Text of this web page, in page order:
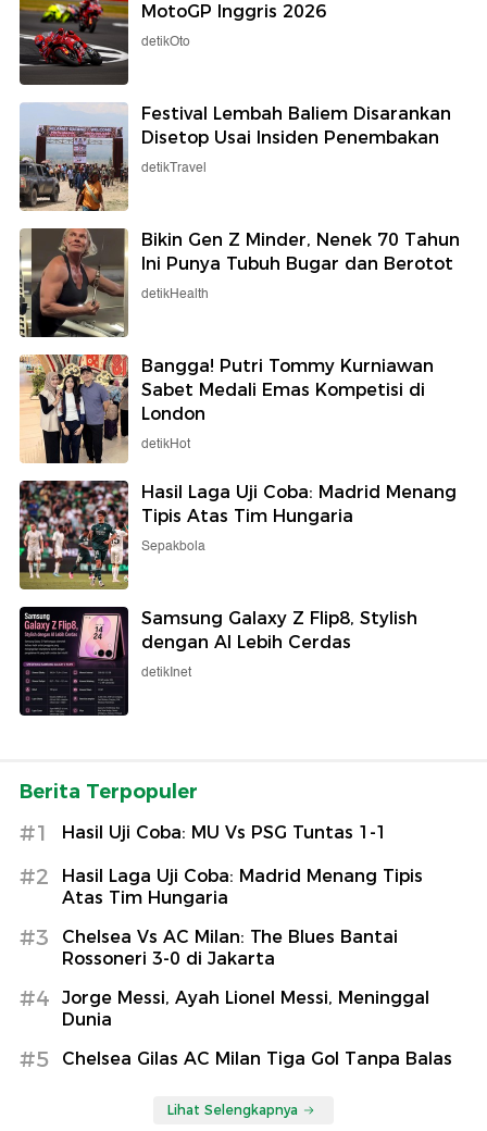
MotoGP Inggris 2026
detikOto
Festival Lembah Baliem Disarankan
Disetop Usai Insiden Penembakan
detikTravel
Bikin Gen Z Minder, Nenek 70 Tahun
Ini Punya Tubuh Bugar dan Berotot
detikHealth
Bangga! Putri Tommy Kurniawan
Sabet Medali Emas Kompetisi di
London
detikHot
Hasil Laga Uji Coba: Madrid Menang
Tipis Atas Tim Hungaria
Sepakbola
Samsung Galaxy Z Flip8, Stylish
dengan AI Lebih Cerdas
detikInet
Berita Terpopuler
#1 Hasil Uji Coba: MU Vs PSG Tuntas 1-1
#2
Hasil Laga Uji Coba: Madrid Menang Tipis
Atas Tim Hungaria
#3
Chelsea Vs AC Milan: The Blues Bantai
Rossoneri 3-0 di Jakarta
#4
Jorge Messi, Ayah Lionel Messi, Meninggal
Dunia
#5 Chelsea Gilas AC Milan Tiga Gol Tanpa Balas
Lihat Selengkapnya